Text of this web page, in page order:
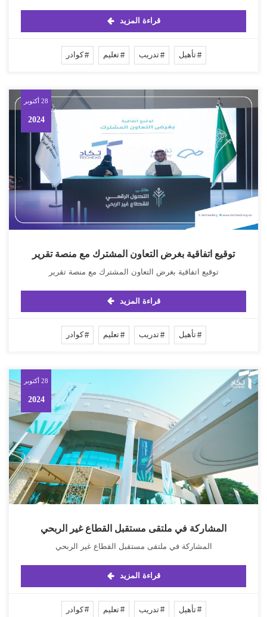
قراءة المزيد
تأهيل تدريب تعليم كوادر
28 أكتوبر
2024
توقيع اتفاقية بغرض التعاون المشترك مع منصة تقرير
توقيع اتفاقية بغرض التعاون المشترك مع منصة تقرير
قراءة المزيد
تأهيل تدريب تعليم كوادر
28 أكتوبر
2024
المشاركة في ملتقى مستقبل القطاع غير الربحي
المشاركة في ملتقى مستقبل القطاع غير الربحي
قراءة المزيد
تأهيل تدريب تعليم كوادر